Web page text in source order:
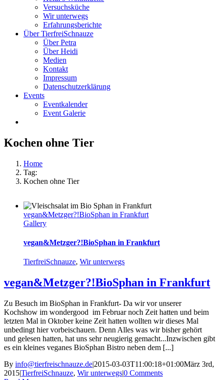
Versuchsküche
Wir unterwegs
Erfahrungsberichte
Über TierfreiSchnauze
Über Petra
Über Heidi
Medien
Kontakt
Impressum
Datenschutzerklärung
Events
Eventkalender
Event Galerie
Kochen ohne Tier
Home
Tag:
Kochen ohne Tier
vegan&Metzger?!BioSphan in Frankfurt
Gallery
vegan&Metzger?!BioSphan in Frankfurt
TierfreiSchnauze, Wir unterwegs
vegan&Metzger?!BioSphan in Frankfurt
Zu Besuch im BioSphan in Frankfurt- Da wir vor unserer
Kochshow im wondergood im Februar noch Zeit hatten und beim
letzten Mal in Oktober keine Zeit hatten wollten wir dieses Mal
unbedingt hier vorbeischauen. Denn Alles was wir bisher gehört
und gelesen hatten, hat uns sehr neugierig gemacht...Inzwischen gibt
es ein kleines veganes BioSphan Bistro neben dem [...]
By info@tierfreischnauze.de|2015-03-03T11:00:18+01:00März 3rd,
2015|TierfreiSchnauze, Wir unterwegs|0 Comments